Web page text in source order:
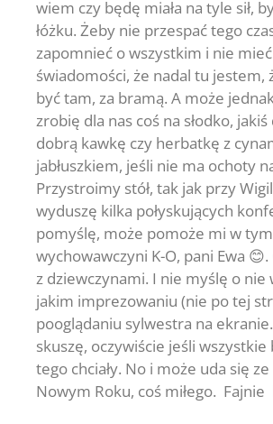
wiem czy będę miała na tyle sił,
łóżku. Żeby nie przespać tego
zapomnieć o wszystkim i nie mieć
świadomości, że nadal tu jestem,
być tam, za bramą. A może
zrobię dla nas coś na słodko,
dobrą kawkę czy herbatkę z
jabłuszkiem, jeśli nie ma ochoty
Przystroimy stół, tak jak przy
wyduszę kilka połyskujących
pomyślę, może pomoże mi w tym
wychowawczyni K-O, pani Ewa
z dziewczynami. I nie myślę o nie
jakim imprezowaniu (nie po tej
pooglądaniu sylwestra na
skuszę, oczywiście jeśli
tego chciały. No i może uda się ze
Nowym Roku, coś miłego. Fajnie